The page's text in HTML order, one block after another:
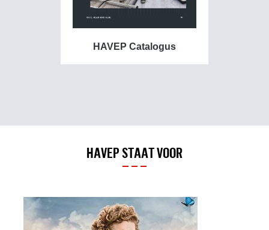
HAVEP Catalogus
HAVEP STAAT VOOR